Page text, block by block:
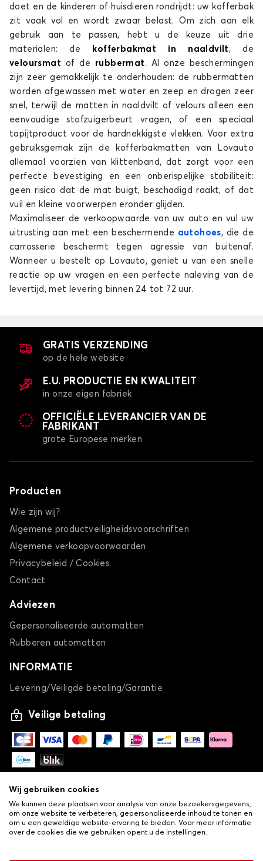
Kofferbakmatten voor MAZDA CX-80
CX5
Kofferbakmatten voor MAZDA CX5
doet en de kinderen of huisdieren rondrijdt: uw kofferbak
zit vaak vol en wordt zwaar belast. Om zich aan elk
gebruik aan te passen, hebt u de keuze uit drie
materialen: de
kofferbakmat in naaldvilt, de
veloursmat of de rubbermat . Al onze beschermingen
zijn zeer gemakkelijk te onderhouden: de rubbermatten
worden afgewassen met water en zeep en drogen zeer
snel, terwijl de matten in naaldvilt of velours alleen een
eenvoudige stofzuigerbeurt vragen, of een speciaal
tapijtproduct voor de hardnekkigste vlekken. Voor extra
gebruiksgemak zijn de kofferbakmatten van Lovauto
allemaal voorzien van klittenband, dat zorgt voor een
perfecte bevestiging en een onberispelijke stabiliteit:
geen risico dat de mat buigt, beschadigd raakt, of dat
vuil en kleine voorwerpen eronder glijden.
Maximaliseer de verkoopwaarde van uw auto en vul uw
uitrusting aan met een beschermende autohoes, die de
carrosserie beschermt tegen agressie van buitenaf.
Wanneer u bestelt op Lovauto, geniet u van een snelle
reactie op uw vragen en een perfecte naleving van de
levertijd, met levering binnen 24 tot 72 uur.
GRATIS VERZENDING
op de hele website
E.U. PRODUCTIE EN KWALITEIT
in onze eigen fabriek
OFFICIËLE LEVERANCIER VAN DE
FABRIKANT
grote Europese merken
Producten
Wie zijn wij?
Algemene productveiligheidsvoorschriften
Algemene verkoopvoorwaarden
Privacybeleid / Cookies
Contact
Adviezen
Gepersonaliseerde automatten
Rubberen automatten
INFORMATIE
Levering/Veiligde betaling/Garantie
Veilige betaling
Wij gebruiken cookies
We kunnen deze plaatsen voor analyse van onze bezoekersgegevens,
om onze website te verbeteren, gepersonaliseerde inhoud te tonen en
om u een geweldige website-ervaring te bieden. Voor meer informatie
over de cookies die we gebruiken opent u de instellingen.